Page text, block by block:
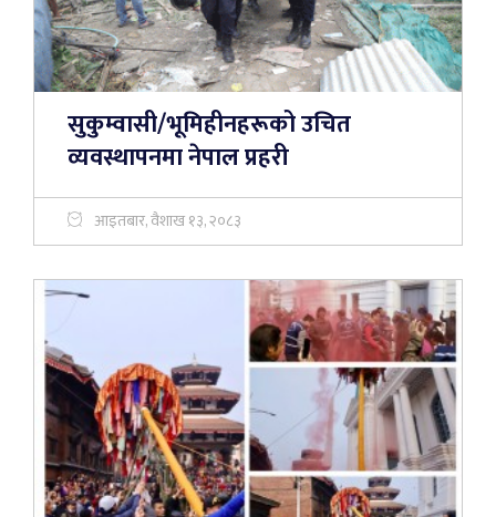
सुकुम्वासी/भूमिहीनहरूको उचित
व्यवस्थापनमा नेपाल प्रहरी
आइतबार, वैशाख १३, २०८३